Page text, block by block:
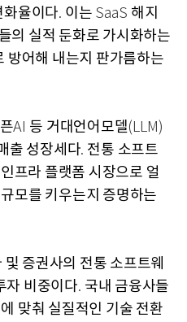
화율이다. 이는 SaaS 해지
의 실적 둔화로 가시화하는
방어해 내는지 판가름하는
AI 등 거대언어모델(LLM)
출 성장세다. 전통 소프트
인프라 플랫폼 시장으로 얼
모를 키우는지 증명하는
증권사의 전통 소프트웨
자 비중이다. 국내 금융사들
맞춰 실질적인 기술 전환